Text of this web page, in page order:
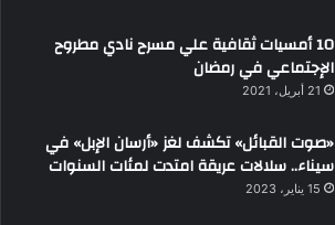
10 أمسيات ثقافية علي مسرح نادي مطروح
الإجتماعي في رمضان
21 أبريل، 2021
«صوت القبائل» تكشف لغز «أرسان الإبل» في
سيناء.. سلالات عريقة امتدت لمئات السنوات
15 يناير، 2023